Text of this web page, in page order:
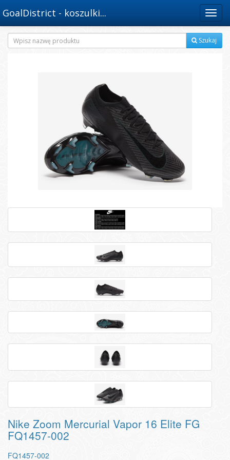
Menu
GoalDistrict - koszulki...
Szukaj
Nike Zoom Mercurial Vapor 16 Elite FG
FQ1457-002
FQ1457-002